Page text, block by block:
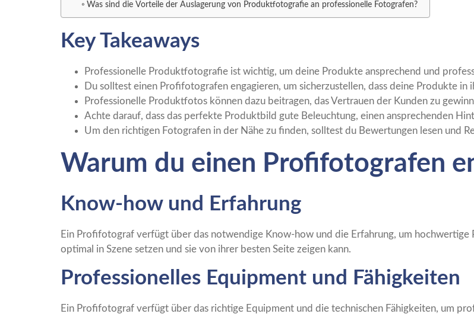
Was sind die Vorteile der Auslagerung von Produktfotografie an professionelle Fotografen?
Key Takeaways
Professionelle Produktfotografie ist wichtig, um deine Produkte ansprechend und
Du solltest einen Profifotografen engagieren, um sicherzustellen, dass deine Produkte
Professionelle Produktfotos können dazu beitragen, das Vertrauen der Kunden zu
Achte darauf, dass das perfekte Produktbild gute Beleuchtung, einen ansprechenden
Um den richtigen Fotografen in der Nähe zu finden, solltest du Bewertungen lesen und
Warum du einen Profifotografen
Know-how und Erfahrung
Ein Profifotograf verfügt über das notwendige Know-how und die Erfahrung, um
optimal in Szene setzen und sie von ihrer besten Seite zeigen kann.
Professionelles Equipment und Fähigkeiten
Ein Profifotograf verfügt über das richtige Equipment und die technischen Fähigkeiten, um